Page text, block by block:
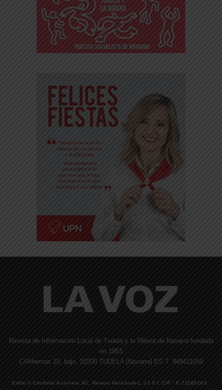
Revista de Información Local de Tudela y la Ribera de Navarra fundada
en 1953
C/Alhemas 10, bajo. 31500 TUDELA (Navarra) ES T. 948411059
Edita © Córdoba Acarreta AC, Ramos Hernández, JJ S.I. CIF · E-71185169 ·